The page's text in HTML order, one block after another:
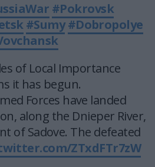
#Pokrovsk
#Sumy #Dobropolye
of Local Importance
it has begun.
Forces have landed
along the Dnieper River,
of Sadove. The defeated
ZTxdFTr7zW